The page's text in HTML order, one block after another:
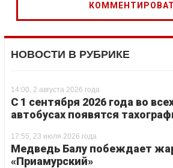
НОВОСТИ В РУБРИКЕ
14:00, 2 августа 2026 года
С 1 сентября 2026 года во
автобусах появятся
17:55, 23 июля 2026 года
Медведь Балу побеждает
«Приамурский»